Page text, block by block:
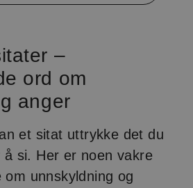
–
ord om
anger
et sitat uttrykke det du
å si. Her er noen vakre
unnskyldning og